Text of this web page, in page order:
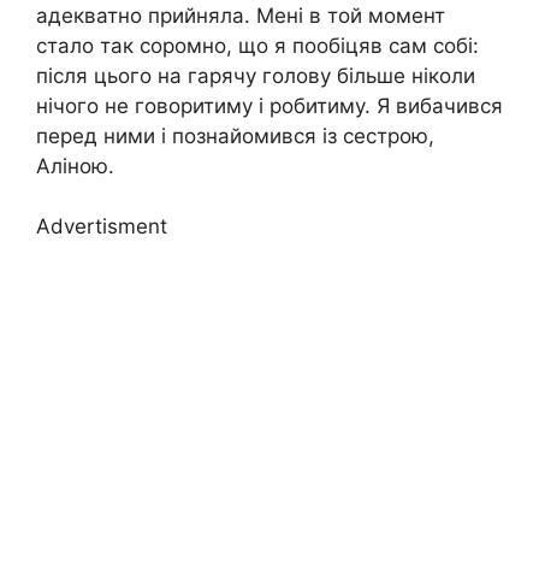
адекватно прийняла. Мені в той момент
стало так соромно, що я пообіцяв сам собі:
після цього на гарячу голову більше ніколи
нічого не говоритиму і робитиму. Я вибачився
перед ними і познайомився із сестрою,
Аліною.
Advertisment